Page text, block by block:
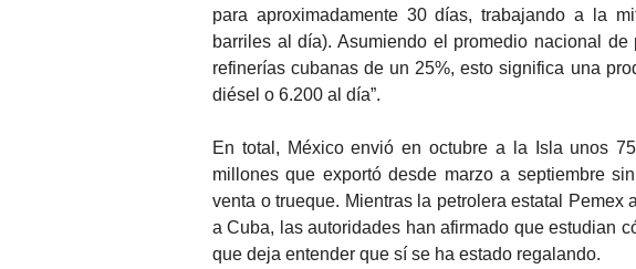
para aproximadamente 30 días, trabajando a la
barriles al día). Asumiendo el promedio nacional
refinerías cubanas de un 25%, esto significa una
diésel o 6.200 al día”.
En total, México envió en octubre a la Isla unos
millones que exportó desde marzo a septiembre
venta o trueque. Mientras la petrolera estatal Pemex
a Cuba, las autoridades han afirmado que estudian
que deja entender que sí se ha estado regalando.